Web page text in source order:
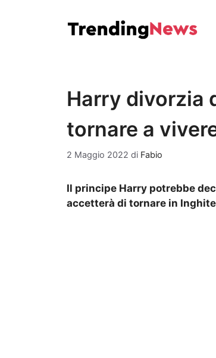
Harry divorzia
tornare a
2 Maggio 2022 di Fabio
Il principe Harry potrebbe
accetterà di tornare in